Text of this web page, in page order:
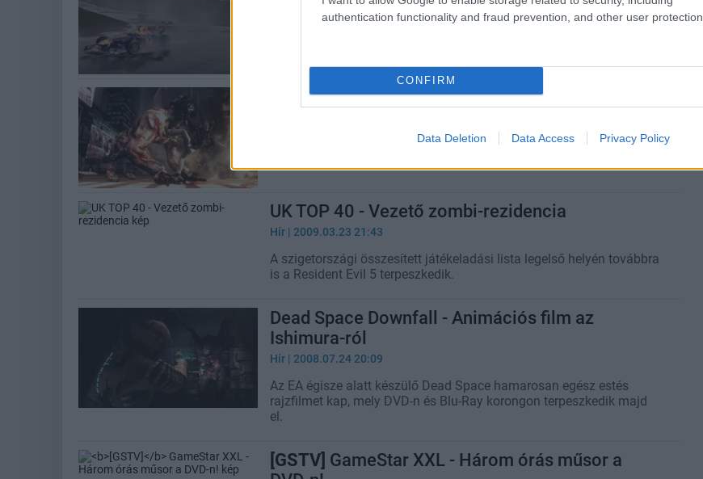
authentication functionality and fraud prevention, and other user protection.
CONFIRM
Data Deletion Data Access Privacy Policy
| 2012.02.22 12:20
UK TOP 40 - Második a Prototype
Nagy-Britanniában változatlanul a Sims harmadik epizódja
UK TOP 40 - Vezető zombi-rezidencia
Hír | 2009.03.23 21:43
A szigetországi összesített játékeladási lista legelső helyén továbbra
is a Resident Evil 5 terpeszkedik.
Dead Space Downfall - Animációs film az
Ishimura-ról
Hír | 2008.07.24 20:09
Az EA égisze alatt készülő Dead Space hamarosan egész estés
rajzfilmet kap, mely DVD-n és Blu-Ray korongon terpeszkedik majd
el.
[GSTV] GameStar XXL - Három órás műsor a